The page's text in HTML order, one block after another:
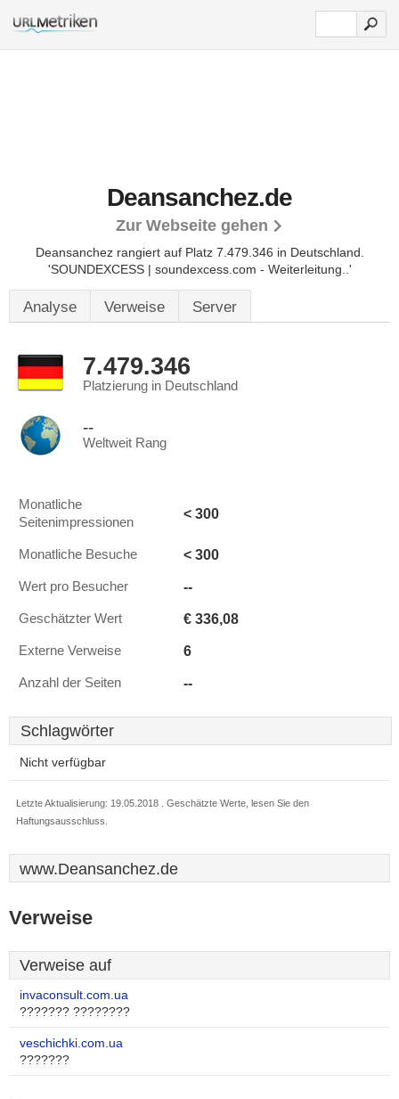
Deansanchez.de
Zur Webseite gehen
Deansanchez rangiert auf Platz 7.479.346 in Deutschland.
'SOUNDEXCESS | soundexcess.com - Weiterleitung..'
Analyse Verweise Server
7.479.346
Platzierung in Deutschland
--
Weltweit Rang
Monatliche
Seitenimpressionen
< 300
Monatliche Besuche < 300
Wert pro Besucher --
Geschätzter Wert € 336,08
Externe Verweise 6
Anzahl der Seiten --
Schlagwörter
Nicht verfügbar
Letzte Aktualisierung: 19.05.2018 . Geschätzte Werte, lesen Sie den
Haftungsausschluss.
www.Deansanchez.de
Verweise
Verweise auf
invaconsult.com.ua
??????? ????????
veschichki.com.ua
???????